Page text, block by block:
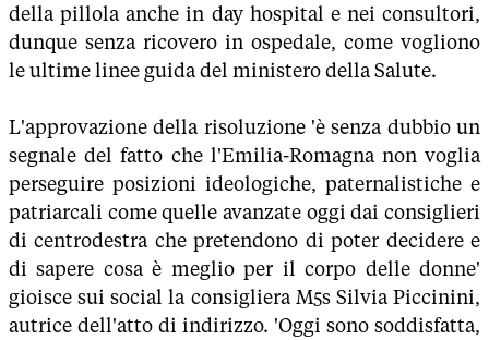
della pillola anche in day hospital e nei consultori,
dunque senza ricovero in ospedale, come vogliono
le ultime linee guida del ministero della Salute.
L'approvazione della risoluzione 'è senza dubbio un
segnale del fatto che l'Emilia-Romagna non voglia
perseguire posizioni ideologiche, paternalistiche e
patriarcali come quelle avanzate oggi dai consiglieri
di centrodestra che pretendono di poter decidere e
di sapere cosa è meglio per il corpo delle donne'
gioisce sui social la consigliera M5s Silvia Piccinini,
autrice dell'atto di indirizzo. 'Oggi sono soddisfatta,